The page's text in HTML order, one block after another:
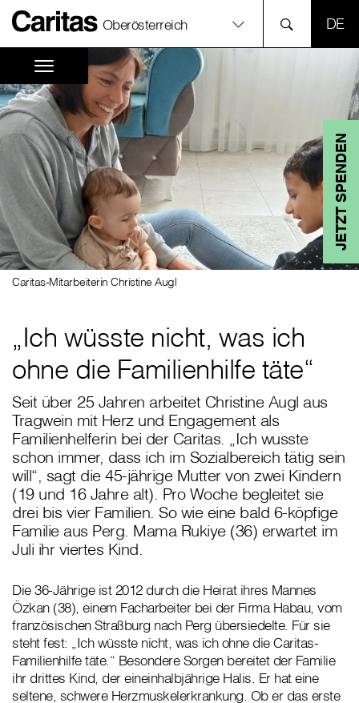
Oberösterreich
JETZT SPENDEN
Caritas-Mitarbeiterin Christine Augl
„Ich wüsste nicht, was ich
ohne die Familienhilfe täte“
Seit über 25 Jahren arbeitet Christine Augl aus
Tragwein mit Herz und Engagement als
Familienhelferin bei der Caritas. „Ich wusste
schon immer, dass ich im Sozialbereich tätig sein
will“, sagt die 45-jährige Mutter von zwei Kindern
(19 und 16 Jahre alt). Pro Woche begleitet sie
drei bis vier Familien. So wie eine bald 6-köpfige
Familie aus Perg. Mama Rukiye (36) erwartet im
Juli ihr viertes Kind.
Die 36-Jährige ist 2012 durch die Heirat ihres Mannes
Özkan (38), einem Facharbeiter bei der Firma Habau, vom
französischen Straßburg nach Perg übersiedelte. Für sie
steht fest: „Ich wüsste nicht, was ich ohne die Caritas-
Familienhilfe täte.“ Besondere Sorgen bereitet der Familie
ihr drittes Kind, der eineinhalbjährige Halis. Er hat eine
seltene, schwere Herzmuskelerkrankung. Ob er das erste